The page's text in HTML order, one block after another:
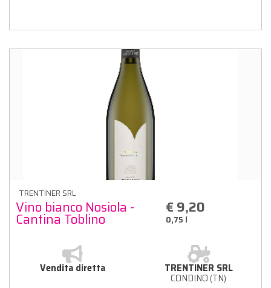
TRENTINER SRL
Vino bianco Nosiola -
Cantina Toblino
€ 9,20
0,75 l
Vendita diretta TRENTINER SRL
CONDINO (TN)